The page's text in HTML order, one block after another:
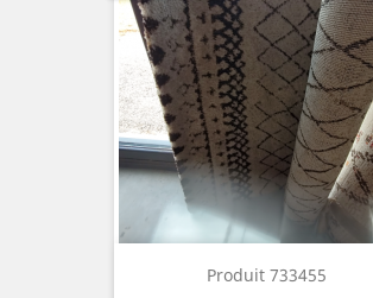
Produit 733455